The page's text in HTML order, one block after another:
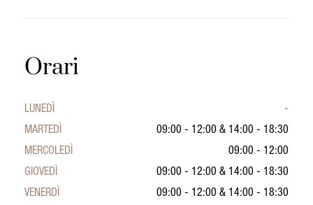
Orari
LUNEDÌ
-
MARTEDÌ
09:00 - 12:00 & 14:00 - 18:30
MERCOLEDÌ
09:00 - 12:00
GIOVEDÌ
09:00 - 12:00 & 14:00 - 18:30
VENERDÌ
09:00 - 12:00 & 14:00 - 18:30